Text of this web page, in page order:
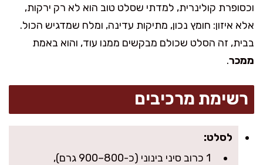
וכסופרת קולינרית, למדתי שסלט טוב הוא לא רק ירקות,
אלא איזון: חומץ נכון, מתיקות עדינה, ומלח שמדגיש הכול.
בבית, זה הסלט שכולם מבקשים ממנו עוד, והוא באמת
ממכר.
רשימת מרכיבים
לסלט:
1 כרוב סיני בינוני (כ-800–900 גרם),